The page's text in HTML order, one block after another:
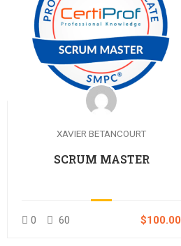
XAVIER BETANCOURT
SCRUM MASTER
0 60 $100.00